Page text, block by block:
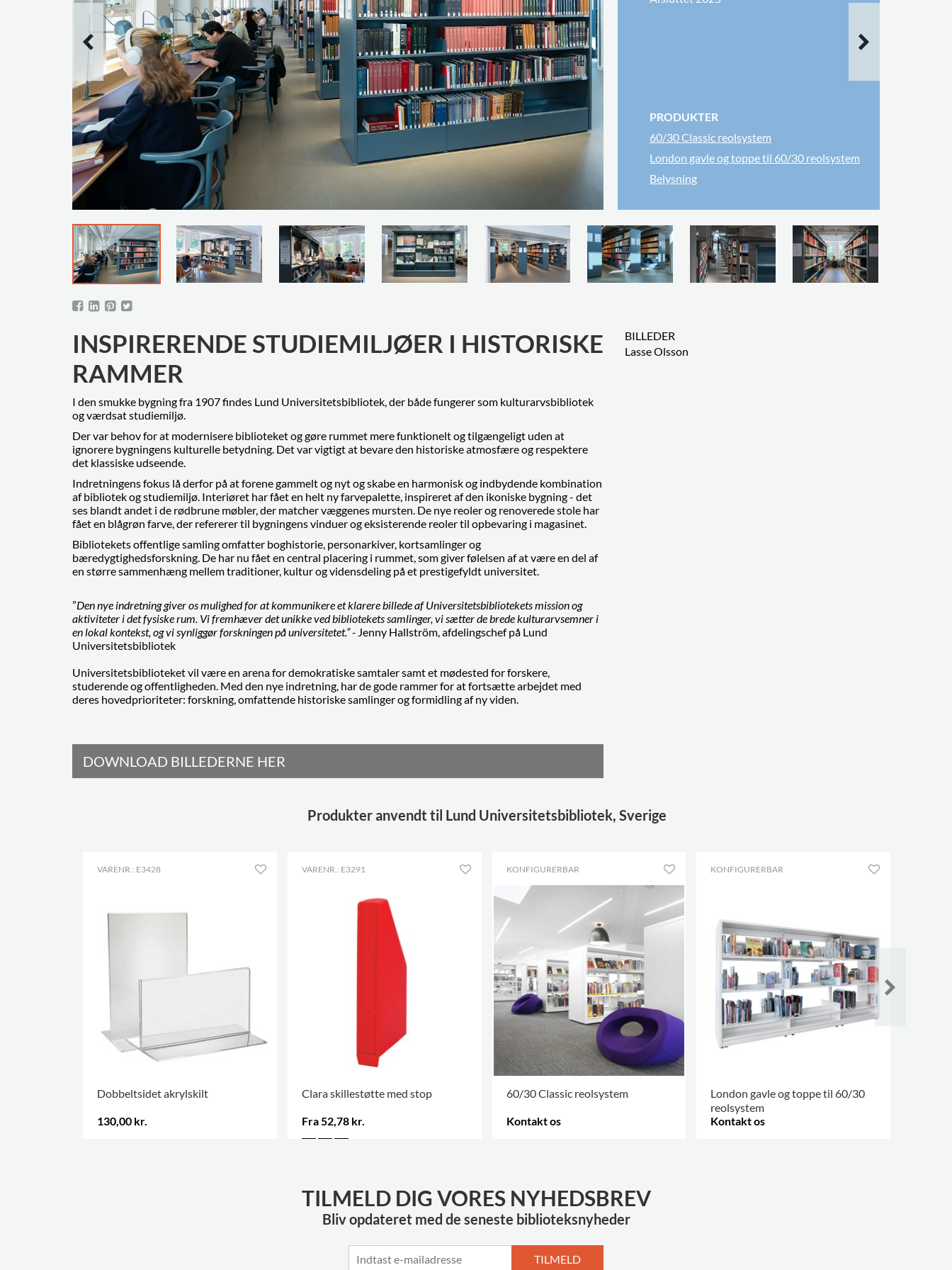
PRODUKTER
60/30 Classic reolsystem
London gavle og toppe til 60/30 reolsystem
Belysning
INSPIRERENDE STUDIEMILJØER I HISTORISKE
RAMMER
I den smukke bygning fra 1907 findes Lund Universitetsbibliotek, der både fungerer som kulturarvsbibliotek
og værdsat studiemiljø.
Der var behov for at modernisere biblioteket og gøre rummet mere funktionelt og tilgængeligt uden at
ignorere bygningens kulturelle betydning. Det var vigtigt at bevare den historiske atmosfære og respektere
det klassiske udseende.
Indretningens fokus lå derfor på at forene gammelt og nyt og skabe en harmonisk og indbydende kombination
af bibliotek og studiemiljø. Interiøret har fået en helt ny farvepalette, inspireret af den ikoniske bygning - det
ses blandt andet i de rødbrune møbler, der matcher væggenes mursten. De nye reoler og renoverede stole har
fået en blågrøn farve, der refererer til bygningens vinduer og eksisterende reoler til opbevaring i magasinet.
Bibliotekets offentlige samling omfatter boghistorie, personarkiver, kortsamlinger og
bæredygtighedsforskning. De har nu fået en central placering i rummet, som giver følelsen af at være en del af
en større sammenhæng mellem traditioner, kultur og vidensdeling på et prestigefyldt universitet.
”Den nye indretning giver os mulighed for at kommunikere et klarere billede af Universitetsbibliotekets mission og
aktiviteter i det fysiske rum. Vi fremhæver det unikke ved bibliotekets samlinger, vi sætter de brede kulturarvsemner i
en lokal kontekst, og vi synliggør forskningen på universitetet.” - Jenny Hallström, afdelingschef på Lund
Universitetsbibliotek
Universitetsbiblioteket vil være en arena for demokratiske samtaler samt et mødested for forskere,
studerende og offentligheden. Med den nye indretning, har de gode rammer for at fortsætte arbejdet med
deres hovedprioriteter: forskning, omfattende historiske samlinger og formidling af ny viden.
DOWNLOAD BILLEDERNE HER
BILLEDER
Lasse Olsson
Produkter anvendt til Lund Universitetsbibliotek, Sverige
VARENR.: E3428
Dobbeltsidet akrylskilt
130,00 kr.
VARENR.: E3291
Clara skillestøtte med stop
Fra 52,78 kr.
KONFIGURERBAR
60/30 Classic reolsystem
Kontakt os
KONFIGURERBAR
London gavle og toppe til 60/30
reolsystem
Kontakt os
TILMELD DIG VORES NYHEDSBREV
Bliv opdateret med de seneste biblioteksnyheder
TILMELD